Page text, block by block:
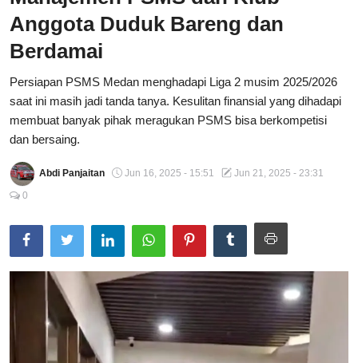
Total Sports
Contact
Pedoman Media Siber
Anggota Duduk Bareng dan
Berdamai
Persiapan PSMS Medan menghadapi Liga 2 musim 2025/2026
saat ini masih jadi tanda tanya. Kesulitan finansial yang dihadapi
membuat banyak pihak meragukan PSMS bisa berkompetisi
dan bersaing.
Abdi Panjaitan Jun 16, 2025 - 15:51
Jun 21, 2025 - 23:31
0